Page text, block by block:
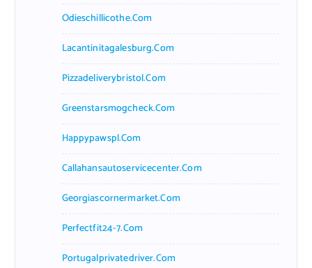
Odieschillicothe.com
Lacantinitagalesburg.com
Pizzadeliverybristol.com
Greenstarsmogcheck.com
Happypawspl.com
Callahansautoservicecenter.com
Georgiascornermarket.com
Perfectfit24-7.com
Portugalprivatedriver.com